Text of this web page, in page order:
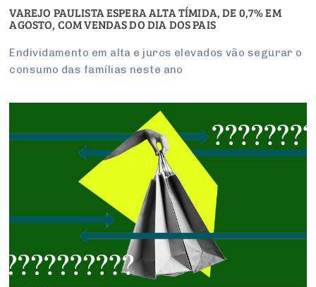
VAREJO PAULISTA ESPERA ALTA TÍMIDA, DE 0,7% EM
AGOSTO, COM VENDAS DO DIA DOS PAIS
Endividamento em alta e juros elevados vão segurar o
consumo das famílias neste ano